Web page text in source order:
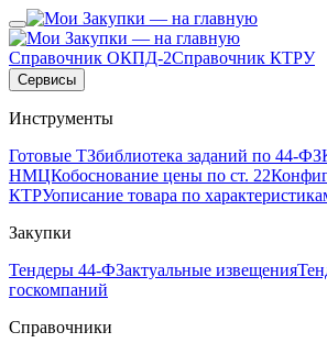
Справочник ОКПД-2Справочник КТРУ
Сервисы
Инструменты
Готовые ТЗбиблиотека заданий по 44-ФЗ
НМЦКобоснование цены по ст. 22
КТРУописание товара по
Закупки
Тендеры 44-ФЗактуальные извещения
госкомпаний
Справочники